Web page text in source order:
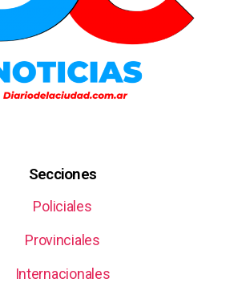
Secciones
Policiales
Provinciales
Internacionales